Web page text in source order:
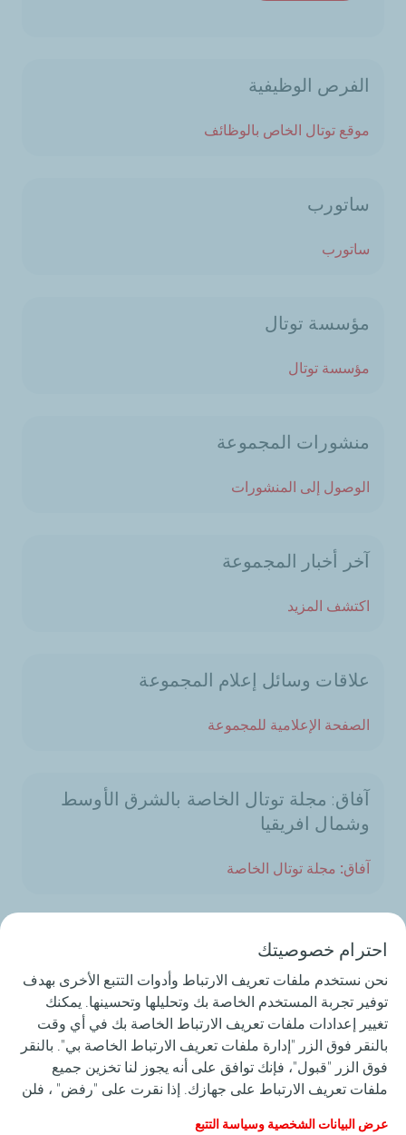
الفرص الوظيفية
موقع توتال الخاص بالوظائف
ساتورب
ساتورب
مؤسسة توتال
مؤسسة توتال
منشورات المجموعة
الوصول إلى المنشورات
آخر أخبار المجموعة
اكتشف المزيد
علاقات وسائل إعلام المجموعة
الصفحة الإعلامية للمجموعة
آفاق: مجلة توتال الخاصة بالشرق الأوسط
وشمال افريقيا
آفاق: مجلة توتال الخاصة
تلبية الطلب على الطاقة ومكافحة تغيّر
المناخ
رؤيتنا
نشاطاتنا بالفيديو
نشاطاتنا بالفيديو
احترام خصوصيتك
نحن نستخدم ملفات تعريف الارتباط وأدوات التتبع الأخرى بهدف
توفير تجربة المستخدم الخاصة بك وتحليلها وتحسينها. يمكنك
تغيير إعدادات ملفات تعريف الارتباط الخاصة بك في أي وقت
بالنقر فوق الزر "إدارة ملفات تعريف الارتباط الخاصة بي". بالنقر
فوق الزر "قبول"، فإنك توافق على أنه يجوز لنا تخزين جميع
ملفات تعريف الارتباط على جهازك. إذا نقرت على "رفض" ، فلن
عرض البيانات الشخصية وسياسة التتبع